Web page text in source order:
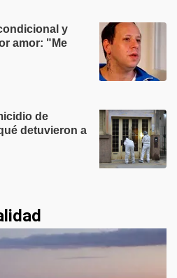
y
amor: "Me
de
detuvieron a